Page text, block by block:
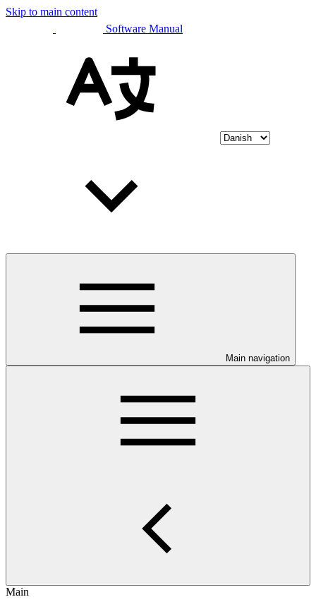
Skip to main content
Software Manual
Main navigation
Main